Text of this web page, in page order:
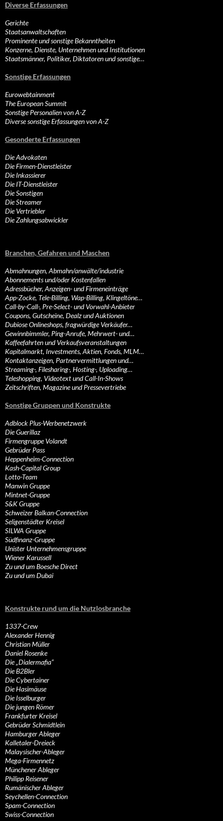
Diverse Erfassungen
Gerichte
Staatsanwaltschaften
Prominente und sonstige Bekanntheiten
Konzerne, Dienste, Unternehmen und Institutionen
Staatsmänner, Politiker, Diktatoren und sonstige…
Sonstige Erfassungen
Eurowebtainment
The European Summit
Sonstige Personalien von A-Z
Diverse sonstige Erfassungen von A-Z
Gesonderte Erfassungen
Die Advokaten
Die Firmen-Dienstleister
Die Inkassierer
Die IT-Dienstleister
Die Sonstigen
Die Streamer
Die Vertriebler
Die Zahlungsabwickler
Branchen, Gefahren und Maschen
Abmahnungen, Abmahn/anwälte/industrie
Abonnements und/oder Kostenfallen
Adressbücher, Anzeigen- und Firmeneinträge
App-Zocke, Tele-Billing, Wap-Billing, Klingeltöne…
Call-by-Call-, Pre-Select- und Vorwahl-Anbieter
Coupons, Gutscheine, Dealz und Auktionen
Dubiose Onlineshops, fragwürdige Verkäufer…
Gewinnbimmler, Ping-Anrufe, Mehrwert- und…
Kaffeefahrten und Verkaufsveranstaltungen
Kapitalmarkt, Investments, Aktien, Fonds, MLM…
Kontaktanzeigen, Partnervermittlungen und…
Streaming-, Filesharing-, Hosting-, Uploading…
Teleshopping, Videotext und Call-In-Shows
Zeitschriften, Magazine und Pressevertriebe
Sonstige Gruppen und Konstrukte
Adblock Plus-Werbenetzwerk
Die Guerillaz
Firmengruppe Volandt
Gebrüder Pass
Heppenheim-Connection
Kash-Capital Group
Lotto-Team
Manwin Gruppe
Mintnet-Gruppe
S&K Gruppe
Schweizer Balkan-Connection
Seligenstädter Kreisel
SILWA Gruppe
Südfinanz-Gruppe
Unister Unternehmensgruppe
Wiener Karussell
Zu und um Boesche Direct
Zu und um Dubai
Konstrukte rund um die Nutzlosbranche
1337-Crew
Alexander Hennig
Christian Müller
Daniel Rosenke
Die „Dialermafia“
Die B2Bler
Die Cybertainer
Die Hasimäuse
Die Isselburger
Die jungen Römer
Frankfurter Kreisel
Gebrüder Schmidtlein
Hamburger Ableger
Kalletaler-Dreieck
Malaysischer-Ableger
Mega-Firmennetz
Münchener Ableger
Philipp Reisener
Rumänischer Ableger
Seychellen-Connection
Spam-Connection
Swiss-Connection